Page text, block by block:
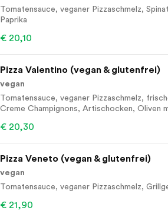
Tomatensauce, veganer Pizzaschmelz,
Paprika
€ 20,10
Pizza Valentino (vegan & glutenfrei)
vegan
Tomatensauce, veganer Pizzaschmelz,
Creme Champignons, Artischocken, Oliven
€ 20,30
Pizza Veneto (vegan & glutenfrei)
vegan
Tomatensauce, veganer Pizzaschmelz,
€ 21,90